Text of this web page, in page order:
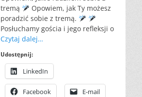
tremą
Opowiem, jak Ty możesz
poradzić sobie z tremą.
Posłuchamy gościa i jego refleksji o
Czytaj dalej…
Udostępnij:
LinkedIn
Facebook E-mail